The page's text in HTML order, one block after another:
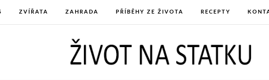
ZVÍŘATA ZAHRADA PŘÍBĚHY ZE ŽIVOTA RECEPTY